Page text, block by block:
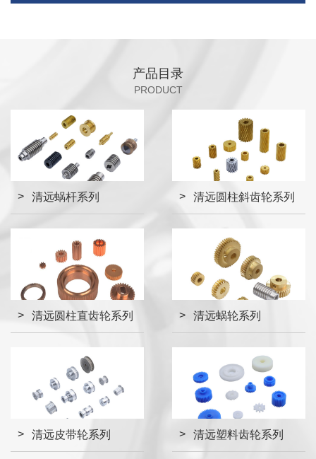
产品目录
PRODUCT
清远蜗杆系列 清远圆柱斜齿轮系列
清远圆柱直齿轮系列 清远蜗轮系列
清远皮带轮系列 清远塑料齿轮系列